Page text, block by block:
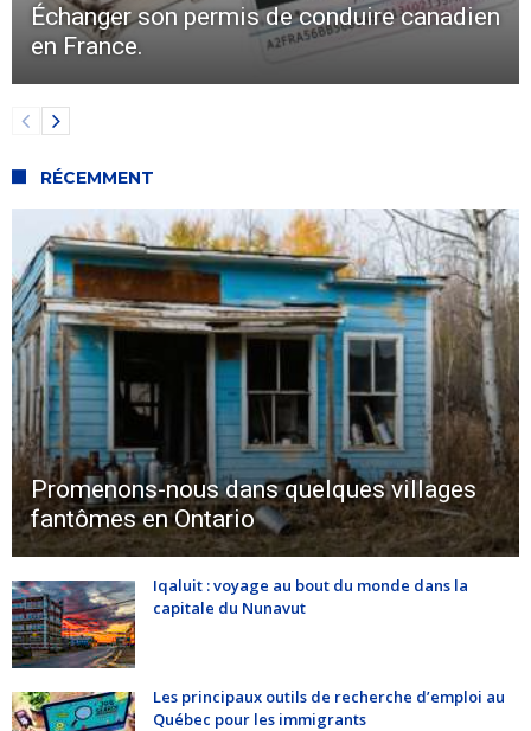
Échanger son permis de conduire canadien
en France.
RÉCEMMENT
Promenons-nous dans quelques villages
fantômes en Ontario
Iqaluit : voyage au bout du monde dans la
capitale du Nunavut
Les principaux outils de recherche d’emploi au
Québec pour les immigrants